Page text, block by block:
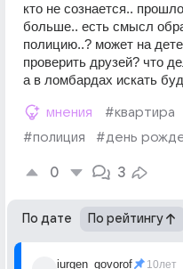
кто не сознается..
больше.. есть смысл
полицию..? может на
проверить друзей? что
а в ломбардах искать
мнения
#квартира
#полиция
#день
0 3
По дате По рейтингу
iurgen_govorof 10лет